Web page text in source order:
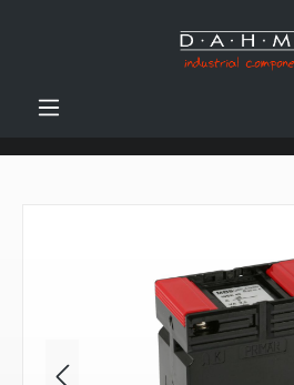
Zum Hauptinhalt springen
Bildergalerie überspringen